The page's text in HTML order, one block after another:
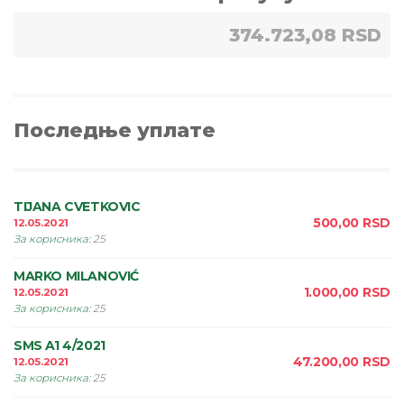
374.723,08 RSD
Последње уплате
TIJANA CVETKOVIC
12.05.2021
За корисника:25
500,00 RSD
MARKO MILANOVIĆ
12.05.2021
За корисника:25
1.000,00 RSD
SMS A1 4/2021
12.05.2021
За корисника:25
47.200,00 RSD